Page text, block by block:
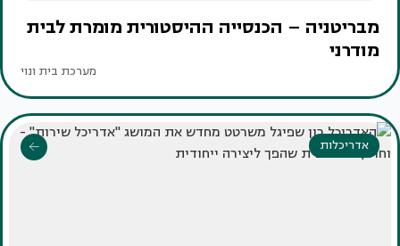
מבריטניה – הכנסייה ההיסטורית מומרת לבית
מודרני
מערכת בית ונוי
אדריכלות